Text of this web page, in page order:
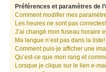
Préférences et paramètres de
Comment modifier mes
Les heures ne sont pas correctes!
J’ai changé mon fuseau horaire
Ma langue n’est pas dans la liste!
Comment puis-je afficher une
Qu’est-ce que mon rang et
Lorsque je clique sur le lien e-